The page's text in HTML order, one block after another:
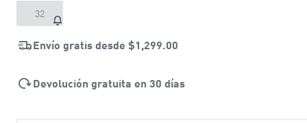
32
Envío gratis desde $1,299.00
Devolución gratuita en 30 días